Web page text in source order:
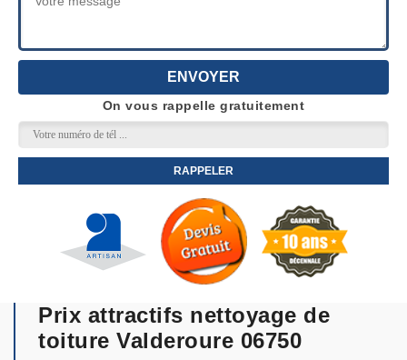
On vous rappelle gratuitement
Prix attractifs nettoyage de
toiture Valderoure 06750